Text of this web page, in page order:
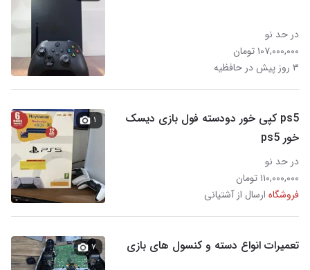
در حد نو
۱۰۷,۰۰۰,۰۰۰ تومان
۳ روز پیش در حافظیه
ps5 کپی خور دودسته فول بازی دیسک
خور ps5
در حد نو
۱۱۰,۰۰۰,۰۰۰ تومان
فروشگاه ارسال از آشتیانی
۱
تعمیرات انواع دسته و کنسول های بازی ۷